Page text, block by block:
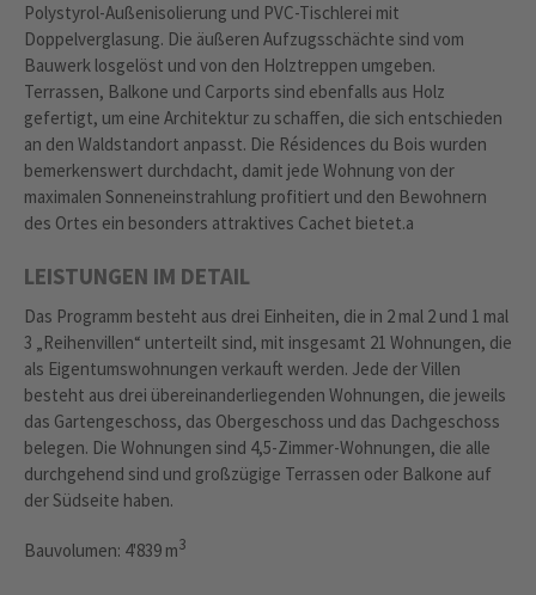
Polystyrol-Außenisolierung und PVC-Tischlerei mit
Doppelverglasung. Die äußeren Aufzugsschächte sind vom
Bauwerk losgelöst und von den Holztreppen umgeben.
Terrassen, Balkone und Carports sind ebenfalls aus Holz
gefertigt, um eine Architektur zu schaffen, die sich entschieden
an den Waldstandort anpasst. Die Résidences du Bois wurden
bemerkenswert durchdacht, damit jede Wohnung von der
maximalen Sonneneinstrahlung profitiert und den Bewohnern
des Ortes ein besonders attraktives Cachet bietet.a
LEISTUNGEN IM DETAIL
Das Programm besteht aus drei Einheiten, die in 2 mal 2 und 1 mal
3 „Reihenvillen“ unterteilt sind, mit insgesamt 21 Wohnungen, die
als Eigentumswohnungen verkauft werden. Jede der Villen
besteht aus drei übereinanderliegenden Wohnungen, die jeweils
das Gartengeschoss, das Obergeschoss und das Dachgeschoss
belegen. Die Wohnungen sind 4,5-Zimmer-Wohnungen, die alle
durchgehend sind und großzügige Terrassen oder Balkone auf
der Südseite haben.
Bauvolumen: 4'839 m3